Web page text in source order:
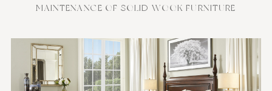
MAINTENANCE OF SOLID WOOK FURNITURE